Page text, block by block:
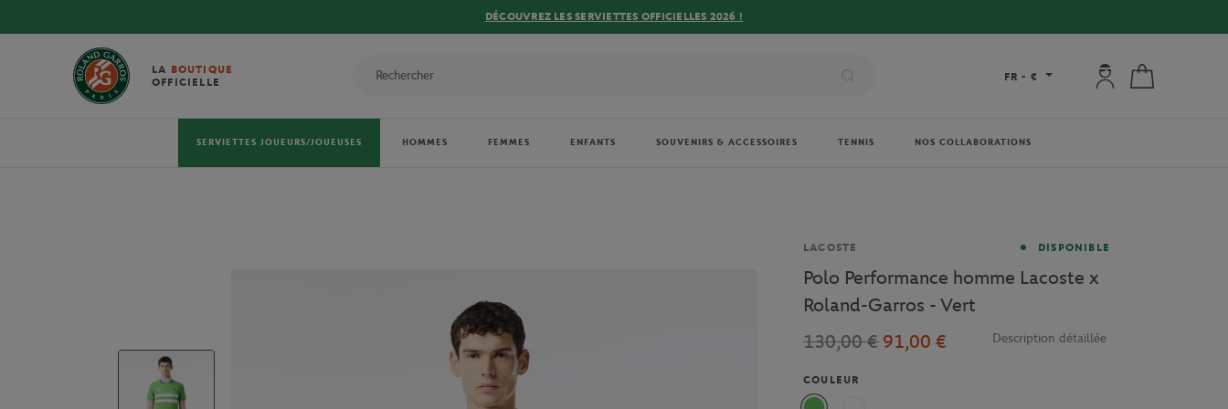
DÉCOUVREZ LES SERVIETTES OFFICIELLES 2026 !
LA BOUTIQUE
OFFICIELLE
FR - € Mon compte : se
SERVIETTES JOUEURS/JOUEUSES HOMMES FEMMES ENFANTS SOUVENIRS & ACCESSOIRES TENNIS NOS COLLABORATIONS
Marque
LACOSTE DISPONIBLE
Polo Performance homme Lacoste x
Roland-Garros - Vert
130,00 € 91,00 € Description détaillée
COULEUR